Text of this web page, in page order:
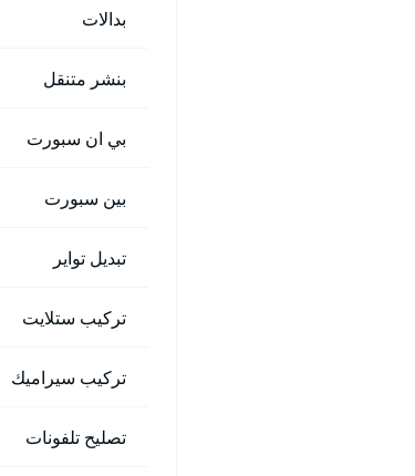
بدالات
بنشر متنقل
بي ان سبورت
بين سبورت
تبديل تواير
تركيب ستلايت
تركيب سيراميك
تصليح تلفونات